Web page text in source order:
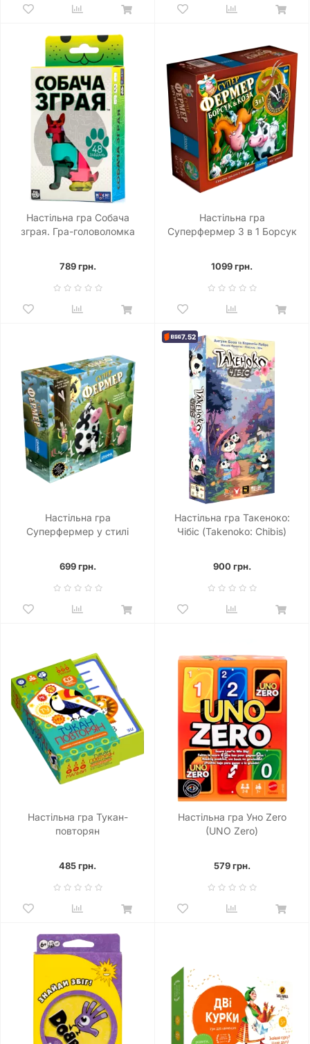
Настільна гра Собача
зграя. Гра-головоломка
789 грн.
Настільна гра
Суперфермер 3 в 1 Борсук
1099 грн.
Настільна гра
Суперфермер у стилі
699 грн.
7.52
Настільна гра Такеноко:
Чібіс (Takenoko: Chibis)
900 грн.
Настільна гра Тукан-
повторян
485 грн.
Настільна гра Уно Zero
(UNO Zero)
579 грн.